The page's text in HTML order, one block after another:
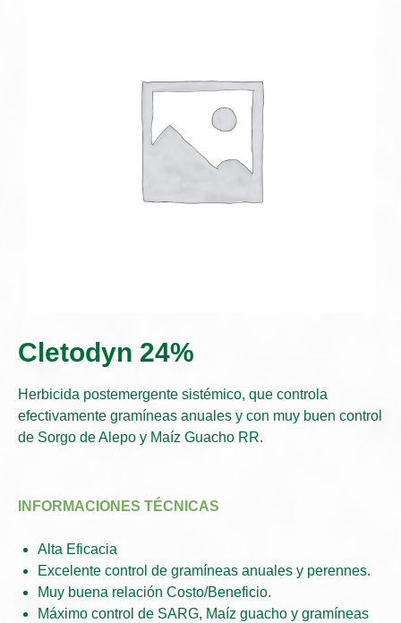
Cletodyn 24%
Herbicida postemergente sistémico, que controla
efectivamente gramíneas anuales y con muy buen control
de Sorgo de Alepo y Maíz Guacho RR.
INFORMACIONES TÉCNICAS
Alta Eficacia
Excelente control de gramíneas anuales y perennes.
Muy buena relación Costo/Beneficio.
Máximo control de SARG, Maíz guacho y gramíneas